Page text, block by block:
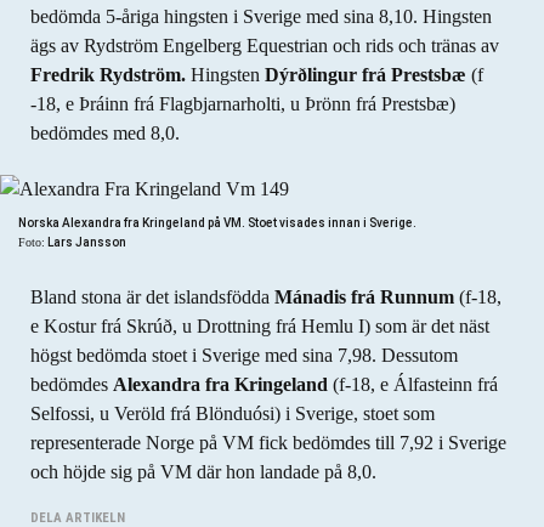
bedömda 5-åriga hingsten i Sverige med sina 8,10. Hingsten
ägs av Rydström Engelberg Equestrian och rids och tränas av
Fredrik Rydström. Hingsten Dýrðlingur frá Prestsbæ (f
-18, e Þráinn frá Flagbjarnarholti, u Þrönn frá Prestsbæ)
bedömdes med 8,0.
Norska Alexandra fra Kringeland på VM. Stoet visades innan i Sverige.
Foto: Lars Jansson
Bland stona är det islandsfödda Mánadis frá Runnum (f-18,
e Kostur frá Skrúð, u Drottning frá Hemlu I) som är det näst
högst bedömda stoet i Sverige med sina 7,98. Dessutom
bedömdes Alexandra fra Kringeland (f-18, e Álfasteinn frá
Selfossi, u Veröld frá Blönduósi) i Sverige, stoet som
representerade Norge på VM fick bedömdes till 7,92 i Sverige
och höjde sig på VM där hon landade på 8,0.
DELA ARTIKELN